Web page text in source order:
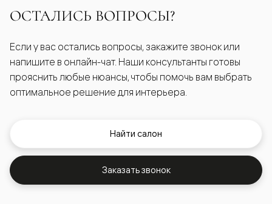
ОСТАЛИСЬ ВОПРОСЫ?
Если у вас остались вопросы, закажите звонок или
напишите в онлайн-чат. Наши консультанты готовы
прояснить любые нюансы, чтобы помочь вам выбрать
оптимальное решение для интерьера.
Найти салон
Заказать звонок